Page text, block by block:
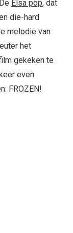
Elsa pop, dat
die-hard
melodie van
het
gekeken te
even
FROZEN!